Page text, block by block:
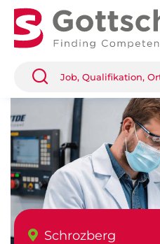
Schrozberg